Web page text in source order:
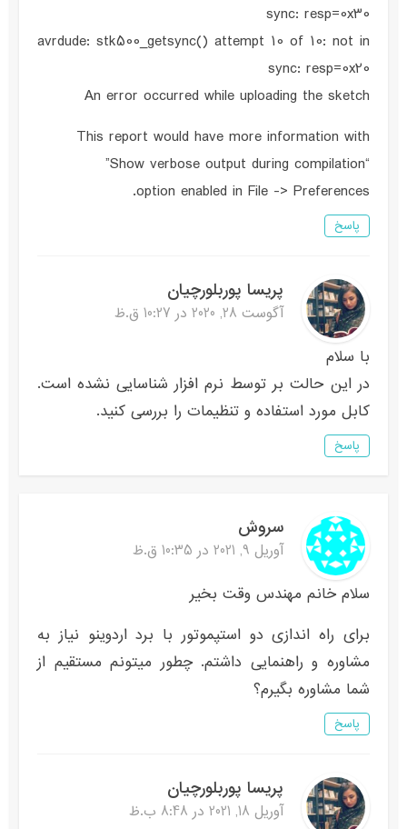
sync: resp=0x30
avrdude: stk500_getsync() attempt 10 of 10: not in
sync: resp=0x20
An error occurred while uploading the sketch
This report would have more information with
“Show verbose output during compilation”
option enabled in File -> Preferences.
پاسخ
پریسا پوربلورچیان
آگوست 28, 2020 در 10:27 ق.ظ
با سلام
در این حالت بر توسط نرم افزار شناسایی نشده است.
کابل مورد استفاده و تنظیمات را بررسی کنید.
پاسخ
سروش
آوریل 9, 2021 در 10:35 ق.ظ
سلام خانم مهندس وقت بخیر
برای راه اندازی دو استپموتور با برد اردوینو نیاز به
مشاوره و راهنمایی داشتم. چطور میتونم مستقیم از
شما مشاوره بگیرم؟
پاسخ
پریسا پوربلورچیان
آوریل 18, 2021 در 8:48 ب.ظ